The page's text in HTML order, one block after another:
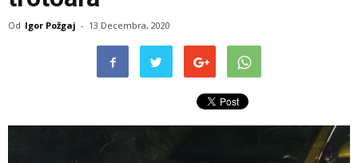
Od Igor Požgaj - 13 Decembra, 2020